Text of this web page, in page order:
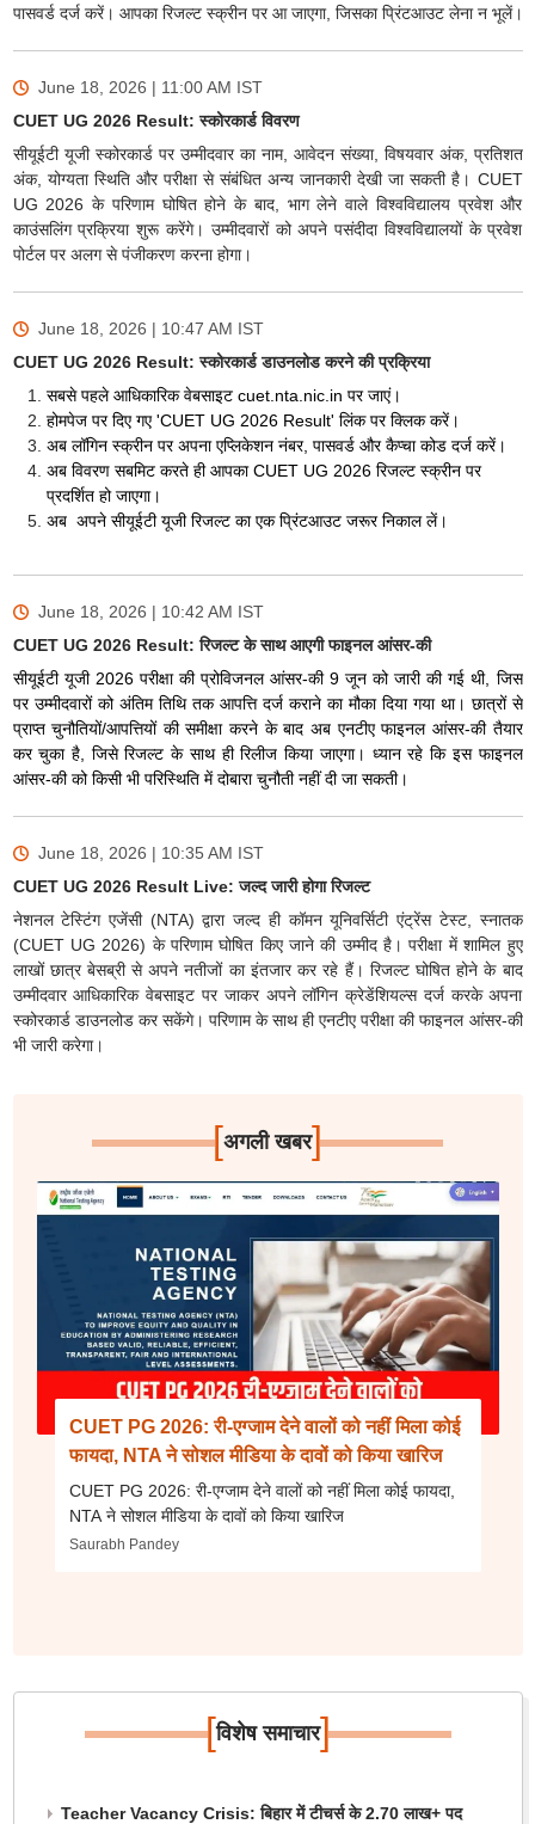
पासवर्ड दर्ज करें। आपका रिजल्ट स्क्रीन पर आ जाएगा, जिसका प्रिंटआउट लेना न भूलें।
June 18, 2026 | 11:00 AM IST
CUET UG 2026 Result: स्कोरकार्ड विवरण
सीयूईटी यूजी स्कोरकार्ड पर उम्मीदवार का नाम, आवेदन संख्या, विषयवार अंक, प्रतिशत
अंक, योग्यता स्थिति और परीक्षा से संबंधित अन्य जानकारी देखी जा सकती है। CUET
UG 2026 के परिणाम घोषित होने के बाद, भाग लेने वाले विश्वविद्यालय प्रवेश और
काउंसलिंग प्रक्रिया शुरू करेंगे। उम्मीदवारों को अपने पसंदीदा विश्वविद्यालयों के प्रवेश
पोर्टल पर अलग से पंजीकरण करना होगा।
June 18, 2026 | 10:47 AM IST
CUET UG 2026 Result: स्कोरकार्ड डाउनलोड करने की प्रक्रिया
सबसे पहले आधिकारिक वेबसाइट cuet.nta.nic.in पर जाएं।
होमपेज पर दिए गए 'CUET UG 2026 Result' लिंक पर क्लिक करें।
अब लॉगिन स्क्रीन पर अपना एप्लिकेशन नंबर, पासवर्ड और कैप्चा कोड दर्ज करें।
अब विवरण सबमिट करते ही आपका CUET UG 2026 रिजल्ट स्क्रीन पर
प्रदर्शित हो जाएगा।
अब अपने सीयूईटी यूजी रिजल्ट का एक प्रिंटआउट जरूर निकाल लें।
June 18, 2026 | 10:42 AM IST
CUET UG 2026 Result: रिजल्ट के साथ आएगी फाइनल आंसर-की
सीयूईटी यूजी 2026 परीक्षा की प्रोविजनल आंसर-की 9 जून को जारी की गई थी, जिस
पर उम्मीदवारों को अंतिम तिथि तक आपत्ति दर्ज कराने का मौका दिया गया था। छात्रों से
प्राप्त चुनौतियों/आपत्तियों की समीक्षा करने के बाद अब एनटीए फाइनल आंसर-की तैयार
कर चुका है, जिसे रिजल्ट के साथ ही रिलीज किया जाएगा। ध्यान रहे कि इस फाइनल
आंसर-की को किसी भी परिस्थिति में दोबारा चुनौती नहीं दी जा सकती।
June 18, 2026 | 10:35 AM IST
CUET UG 2026 Result Live: जल्द जारी होगा रिजल्ट
नेशनल टेस्टिंग एजेंसी (NTA) द्वारा जल्द ही कॉमन यूनिवर्सिटी एंट्रेंस टेस्ट, स्नातक
(CUET UG 2026) के परिणाम घोषित किए जाने की उम्मीद है। परीक्षा में शामिल हुए
लाखों छात्र बेसब्री से अपने नतीजों का इंतजार कर रहे हैं। रिजल्ट घोषित होने के बाद
उम्मीदवार आधिकारिक वेबसाइट पर जाकर अपने लॉगिन क्रेडेंशियल्स दर्ज करके अपना
स्कोरकार्ड डाउनलोड कर सकेंगे। परिणाम के साथ ही एनटीए परीक्षा की फाइनल आंसर-की
भी जारी करेगा।
[अगली खबर]
CUET PG 2026: री-एग्जाम देने वालों को नहीं मिला कोई
फायदा, NTA ने सोशल मीडिया के दावों को किया खारिज
CUET PG 2026: री-एग्जाम देने वालों को नहीं मिला कोई फायदा,
NTA ने सोशल मीडिया के दावों को किया खारिज
Saurabh Pandey
[विशेष समाचार]
Teacher Vacancy Crisis: बिहार में टीचर्स के 2.70 लाख+ पद